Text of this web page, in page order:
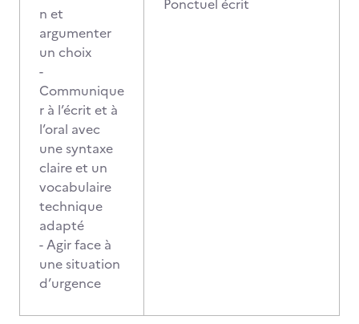
n et
argumenter
un choix
-
Communique
r à l’écrit et à
l’oral avec
une syntaxe
claire et un
vocabulaire
technique
adapté
- Agir face à
une situation
d’urgence
Ponctuel écrit